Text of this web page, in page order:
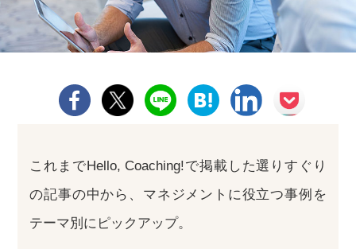
これまでHello, Coaching!で掲載した選りすぐり
の記事の中から、マネジメントに役立つ事例を
テーマ別にピックアップ。